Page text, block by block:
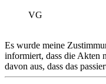
VG
Es wurde meine
informiert, dass die Akten
davon aus, dass das